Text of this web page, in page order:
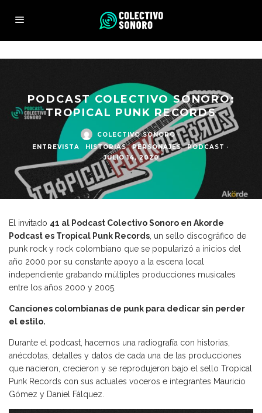
PODCAST COLECTIVO SONORO:
TROPICAL PUNK RECORDS
COLECTIVO SONORO ·
ENTREVISTA
HISTORIAS PERSONAJES PODCAST ·
JULIO 14, 2020
El invitado 41 al Podcast Colectivo Sonoro en Akorde
Podcast es Tropical Punk Records , un sello discográfico de
punk rock y rock colombiano que se popularizó a inicios del
año 2000 por su constante apoyo a la escena local
independiente grabando múltiples producciones musicales
entre los años 2000 y 2005.
Canciones colombianas de punk para dedicar sin perder
el estilo.
Durante el podcast, hacemos una radiografía con historias,
anécdotas, detalles y datos de cada una de las producciones
que nacieron, crecieron y se reprodujeron bajo el sello Tropical
Punk Records con sus actuales voceros e integrantes Mauricio
Gómez y Daniel Fálquez.